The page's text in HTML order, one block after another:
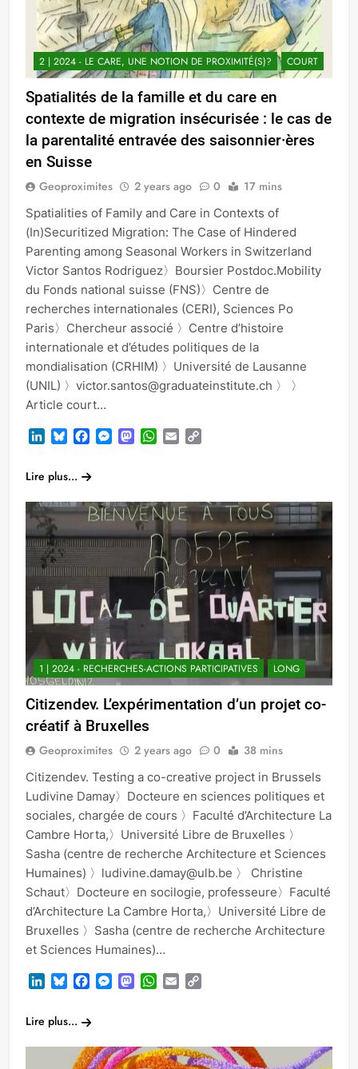
2 | 2024 - LE CARE, UNE NOTION DE PROXIMITÉ(S)? COURT
Spatialités de la famille et du care en
contexte de migration insécurisée : le cas de
la parentalité entravée des saisonnier·ères
en Suisse
Geoproximites 2 years ago 0 17 mins
Spatialities of Family and Care in Contexts of
(In)Securitized Migration: The Case of Hindered
Parenting among Seasonal Workers in Switzerland
Victor Santos Rodriguez〉Boursier Postdoc.Mobility
du Fonds national suisse (FNS)〉Centre de
recherches internationales (CERI), Sciences Po
Paris〉Chercheur associé 〉Centre d’histoire
internationale et d’études politiques de la
mondialisation (CRHIM) 〉Université de Lausanne
(UNIL) 〉victor.santos@graduateinstitute.ch 〉 〉
Article court…
LinkedInBlueskyFacebook
Messenger
Mastodon
WhatsApp
Email
Lire plus...
1 | 2024 - RECHERCHES-ACTIONS PARTICIPATIVES LONG
Citizendev. L’expérimentation d’un projet co-
créatif à Bruxelles
Geoproximites 2 years ago 0 38 mins
Citizendev. Testing a co-creative project in Brussels
Ludivine Damay〉Docteure en sciences politiques et
sociales, chargée de cours 〉Faculté d’Architecture La
Cambre Horta,〉Université Libre de Bruxelles 〉
Sasha (centre de recherche Architecture et Sciences
Humaines) 〉ludivine.damay@ulb.be 〉 Christine
Schaut〉Docteure en socilogie, professeure〉Faculté
d’Architecture La Cambre Horta,〉Université Libre de
Bruxelles 〉Sasha (centre de recherche Architecture
et Sciences Humaines)…
LinkedInBlueskyFacebook
Messenger
Mastodon
WhatsApp
Email
Lire plus...